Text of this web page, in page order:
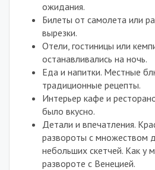
ожидания.
Билеты от самолета или
вырезки.
Отели, гостиницы или
останавливались на ночь.
Еда и напитки. Местные
традиционные рецепты.
Интерьер кафе и
было вкусно.
Детали и впечатления.
развороты с множеством
небольших скетчей. Как у
развороте с Венецией.